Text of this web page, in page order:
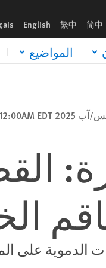
简中
繁中
English
المواضيع
الدموية على